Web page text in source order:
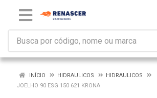
INÍCIO HIDRAULICOS
HIDRAULICOS
JOELHO 90 ESG 150 621 KRONA